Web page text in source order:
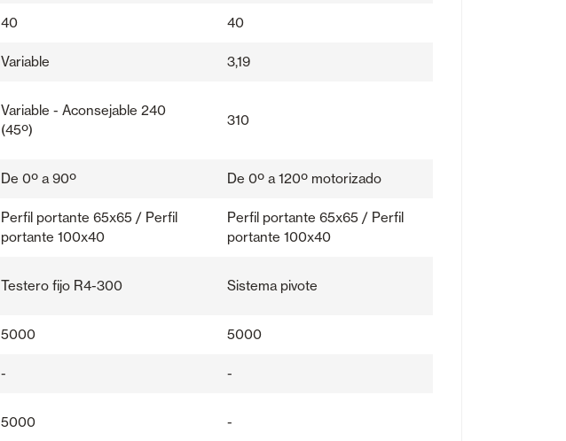
40 40
Variable 3,19
Variable - Aconsejable 240
(45º)
310
De 0º a 90º De 0º a 120º motorizado
Perfil portante 65x65 / Perfil
portante 100x40
Perfil portante 65x65 / Perfil
portante 100x40
Testero fijo R4-300 Sistema pivote
5000 5000
- -
5000 -